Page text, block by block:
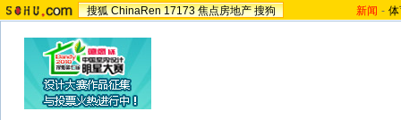
搜狐 ChinaRen 17173 焦点房地产 搜狗 新闻 -